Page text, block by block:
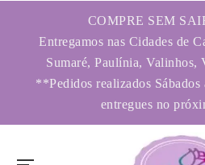
COMPRE SEM
Entregamos nas Cidades de
Sumaré, Paulínia, Valinhos,
**Pedidos realizados Sábados
entregues no